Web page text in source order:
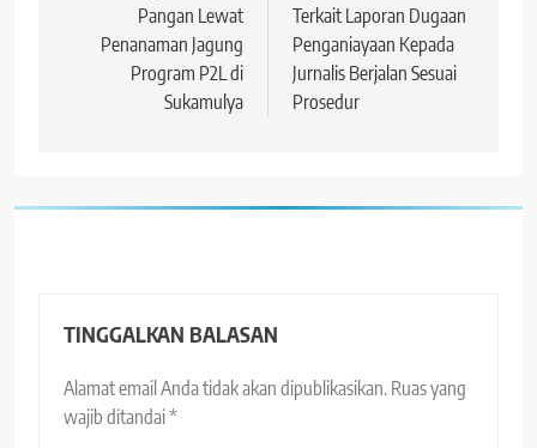
Pangan Lewat
Penanaman Jagung
Program P2L di
Sukamulya
Terkait Laporan Dugaan
Penganiayaan Kepada
Jurnalis Berjalan Sesuai
Prosedur
TINGGALKAN BALASAN
Alamat email Anda tidak akan dipublikasikan. Ruas yang
wajib ditandai*